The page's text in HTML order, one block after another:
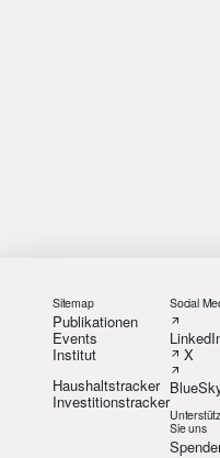
Sitemap
Publikationen
Events
Institut
Haushaltstracker
Investitionstracker
Social
X
Sie uns